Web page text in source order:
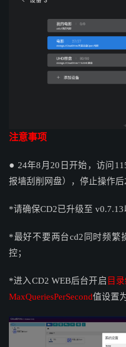
注意事项
● 24年8月20日开始，访问
报墙刮削网盘），停止操作后
*请确保CD2已升级至 v0.7.13
*最好不要两台cd2同时频繁
控；
*进入CD2 WEB后台开启 目
MaxQueriesPerSecond值设置